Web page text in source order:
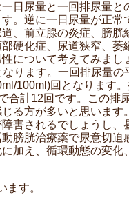
日尿量と一回排尿量
。逆に一日尿量が正
、前立腺の炎症、膀
硬化症、尿道狭窄、
について考えてみま
ります。一回排尿量
100ml)回となります
合計12回です。この
る方が多いと思いま
害されるでしょうし
膀胱治療薬で尿意切
加え、循環動態の変
います。